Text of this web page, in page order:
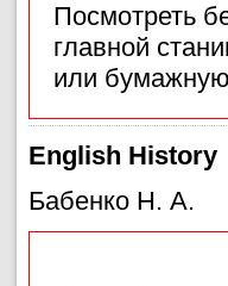
Посмотреть
главной
или
English History
Бабенко Н. А.